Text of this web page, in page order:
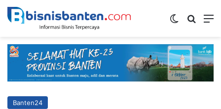
Switch skin
Banten24